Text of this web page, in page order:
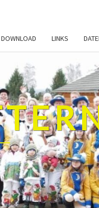
DOWNLOAD LINKS